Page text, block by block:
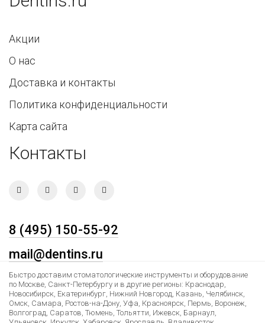
Акции
О нас
Доставка и контакты
Политика конфиденциальности
Карта сайта
Контакты
8 (495) 150-55-92
mail@dentins.ru
Быстро доставим стоматологические инструменты и оборудование
по Москве, Санкт-Петербургу и в другие регионы: Краснодар,
Новосибирск, Екатеринбург, Нижний Новгород, Казань, Челябинск,
Омск, Самара, Ростов-на-Дону, Уфа, Красноярск, Пермь, Воронеж,
Волгоград, Саратов, Тюмень, Тольятти, Ижевск, Барнаул,